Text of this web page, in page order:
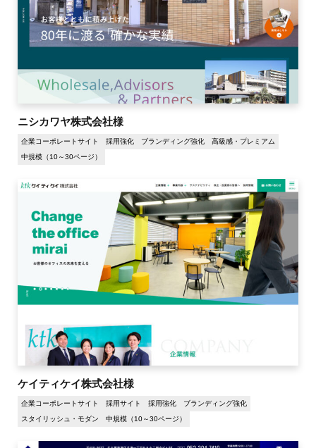
ニシカワヤ株式会社様
企業コーポレートサイト 採用強化 ブランディング強化
高級感・プレミアム
中規模（10～30ページ）
ケイティケイ株式会社様
企業コーポレートサイト 採用サイト 採用強化
ブランディング強化
スタイリッシュ・モダン
中規模（10～30ページ）